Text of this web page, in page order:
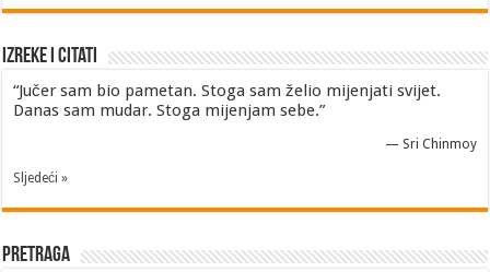
Izreke i Citati
“Jučer sam bio pametan. Stoga sam želio mijenjati svijet.
Danas sam mudar. Stoga mijenjam sebe.”
— Sri Chinmoy
Sljedeći »
Pretraga